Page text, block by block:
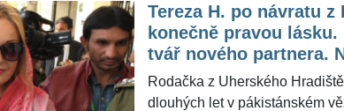
kvetou. Její pohledný partner
Pro ŽivotvČesku.cz řekla již
jejím snem bylo stát se
o její kráse.
Tereza H. po návratu
konečně pravou
tvář nového partnera.
budou fotbalistu
Rodačka z Uherského
dlouhých let v pákistánském